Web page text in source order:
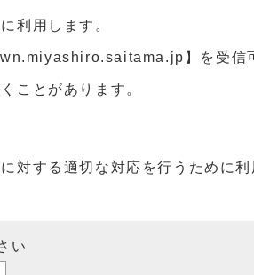
利用します。
】を受信
ことがあります。
対する適切な対応を行うために
い